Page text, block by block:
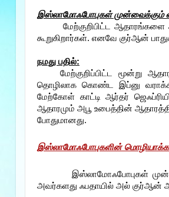
இஸ்லாமோஃபோபுகள் முன்வைக்கும்
மேற்குறிபிட்ட ஆதாரங்களை
கூறுகிறார்கள். எனவே குர்ஆன்
நமது பதில்:
மேற்குறிப்பிட்ட மூன்று
தொழிலாக கொண்ட இப்னு
மேற்கோள் காட்டி ஆர்தர்
ஆதாரமும் அபூ உபைத்தின்
போதுமானது.
இஸ்லாமோஃபோபுகளின்மொழியாக்க
இஸ்லாமோஃபோபுகள்
அவர்களது ஃபதாயில் அல் குர்ஆன்